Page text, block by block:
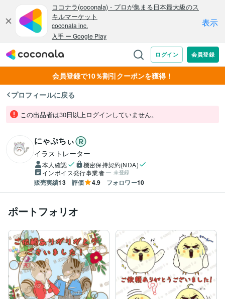
会員登録で10％割引クーポンを獲得！
プロフィールに戻る
この出品者は30日以上ログインしていません。
にゃぷちぃ
イラストレーター
本人確認
機密保持契約(NDA)
インボイス発行事業者
未登録
販売実績13 評価 4.9 フォロワー10
ポートフォリオ